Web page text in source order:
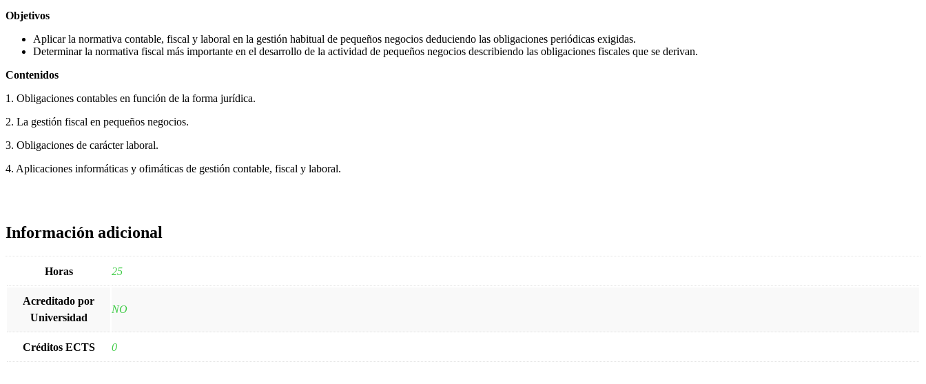
Objetivos
Aplicar la normativa contable, fiscal y laboral en la gestión habitual de pequeños negocios deduciendo las obligaciones periódicas exigidas.
Determinar la normativa fiscal más importante en el desarrollo de la actividad de pequeños negocios describiendo las obligaciones fiscales que se derivan.
Contenidos
1. Obligaciones contables en función de la forma jurídica.
2. La gestión fiscal en pequeños negocios.
3. Obligaciones de carácter laboral.
4. Aplicaciones informáticas y ofimáticas de gestión contable, fiscal y laboral.
Información adicional
Horas 25
Acreditado por
Universidad
NO
Créditos ECTS 0